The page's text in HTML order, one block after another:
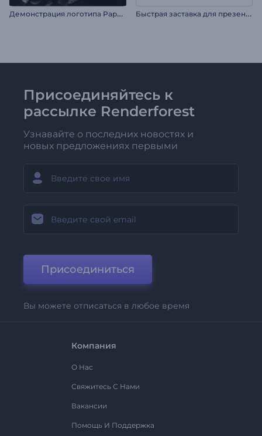
Д
емонстрация логотипа Paper Storm Б
ыстрая заставка для презентации
Присоединяйтесь к
рассылке Renderforest
Узнавайте о последних новостях и
новых предложениях первыми
Присоединиться
Вы можете отписаться в любое время
Компания
О Нас
Свяжитесь С Нами
Вакансии
Помощь И Поддержка